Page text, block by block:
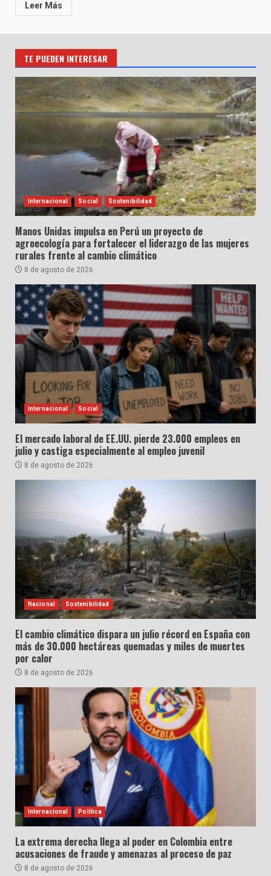
Leer Más
TE PUEDEN INTERESAR
Internacional Social Sostenibilidad
Manos Unidas impulsa en Perú un proyecto de
agroecología para fortalecer el liderazgo de las mujeres
rurales frente al cambio climático
8 de agosto de 2026
Internacional Social
El mercado laboral de EE.UU. pierde 23.000 empleos en
julio y castiga especialmente al empleo juvenil
8 de agosto de 2026
Nacional Sostenibilidad
El cambio climático dispara un julio récord en España con
más de 30.000 hectáreas quemadas y miles de muertes
por calor
8 de agosto de 2026
Internacional Política
La extrema derecha llega al poder en Colombia entre
acusaciones de fraude y amenazas al proceso de paz
8 de agosto de 2026